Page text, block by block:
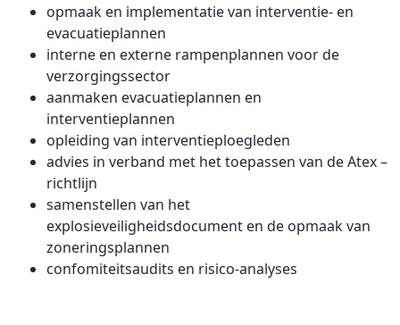
opmaak en implementatie van interventie- en
evacuatieplannen
interne en externe rampenplannen voor de
verzorgingssector
aanmaken evacuatieplannen en
interventieplannen
opleiding van interventieploegleden
advies in verband met het toepassen van de Atex –
richtlijn
samenstellen van het
explosieveiligheidsdocument en de opmaak van
zoneringsplannen
confomiteitsaudits en risico-analyses